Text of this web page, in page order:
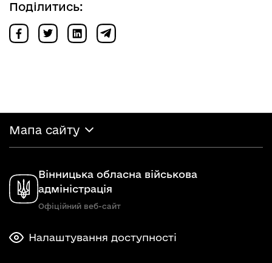
Поділитись:
Мапа сайту
Вінницька обласна військова
адміністрація
Офіційний веб-сайт
Налаштування доступності